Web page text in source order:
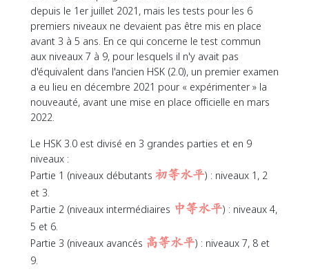
depuis le 1er juillet 2021, mais les tests pour les 6
premiers niveaux ne devaient pas être mis en place
avant 3 à 5 ans. En ce qui concerne le test commun
aux niveaux 7 à 9, pour lesquels il n'y avait pas
d'équivalent dans l'ancien HSK (2.0), un premier examen
a eu lieu en décembre 2021 pour « expérimenter » la
nouveauté, avant une mise en place officielle en mars
2022.
Le HSK 3.0 est divisé en 3 grandes parties et en 9
niveaux :
Partie 1 (niveaux débutants 初等水平) : niveaux 1, 2
et 3.
Partie 2 (niveaux intermédiaires 中等水平) : niveaux 4,
5 et 6.
Partie 3 (niveaux avancés 高等水平) : niveaux 7, 8 et
9.